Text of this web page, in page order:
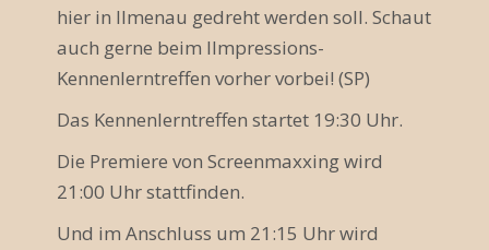
hier in Ilmenau gedreht werden soll. Schaut
auch gerne beim Ilmpressions-
Kennenlerntreffen vorher vorbei! (SP)
Das Kennenlerntreffen startet 19:30 Uhr.
Die Premiere von Screenmaxxing wird
21:00 Uhr stattfinden.
Und im Anschluss um 21:15 Uhr wird